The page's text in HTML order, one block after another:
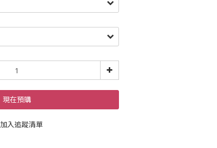
現在預購
加入追蹤清單